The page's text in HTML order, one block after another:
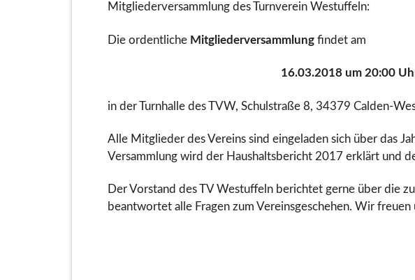
Mitgliederversammlung des Turnverein Westuffeln:
Die ordentliche Mitgliederversammlungfindet am
16.03.2018 um 20:00
in der Turnhalle des TVW, Schulstraße 8, 34379 Calden-
Alle Mitglieder des Vereins sind eingeladen sich über das
Versammlung wird der Haushaltsbericht 2017 erklärt und
Der Vorstand des TV Westuffeln berichtet gerne über die
beantwortet alle Fragen zum Vereinsgeschehen. Wir freuen